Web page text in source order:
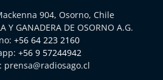
904, Osorno, Chile
Y GANADERA DE OSORNO A.G.
+56 64 223 2160
+56 9 57244942
prensa@radiosago.cl